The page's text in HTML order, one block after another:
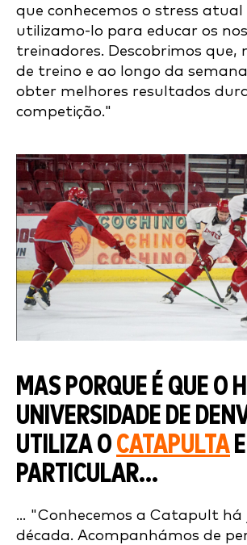
que conhecemos o stress atual
utilizamo-lo para educar os
treinadores. Descobrimos que,
de treino e ao longo da
obter melhores resultados
competição."
MAS PORQUE É QUE O
UNIVERSIDADE DE
UTILIZA O CATAPULTA
PARTICULAR...
... "Conhecemos a Catapult há
década. Acompanhámos de